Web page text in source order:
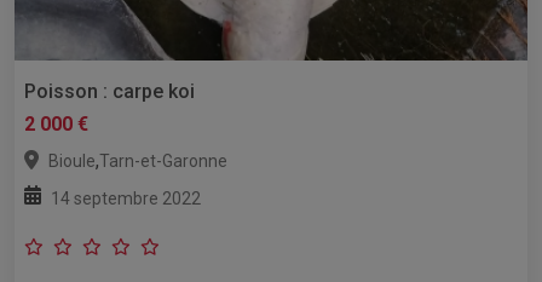
Poisson : carpe koi
2 000 €
Bioule,Tarn-et-Garonne
14 septembre 2022